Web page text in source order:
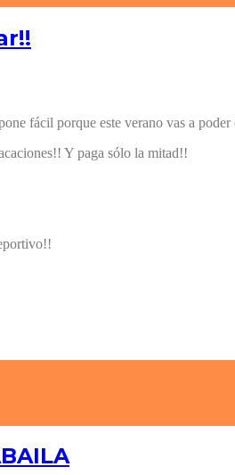
fácil porque este verano vas a
Y paga sólo la mitad!!